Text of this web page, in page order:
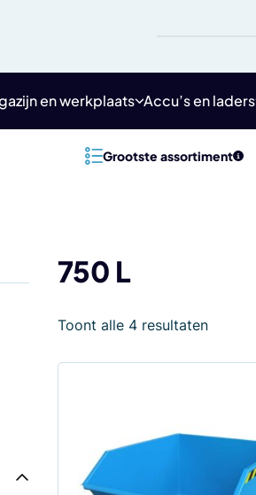
en werkplaats Accu’s en laders
Grootste assortiment
750 L
Toont alle 4 resultaten
meerdere
variaties.